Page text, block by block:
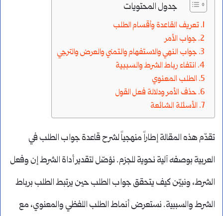
جدول المحتويات
تعريف القاعدة وأقسام الطلب
جواب الأمر
جواب النهي والاستفهام والتمني والعرض والترجي
انتفاء رباط الشرط والسببية
الطلب المعنوي
حذف الأمر ودلالة فعل القول
الأسئلة الشائعة
تقدّم هذه المقالة إطاراً منهجياً لشرح قاعدة جواب الطلب في
العربية بوصفه آلية نحوية للجزم. نؤصّل لتقدير أداة الشرط إن وفعل
الشرط، ونبيّن كيف يتحقق جواب الطلب حين يرتبط الطلب برباط
الشرط والسببية. نستعرض أنماط الطلب اللفظي والمعنوي، مع